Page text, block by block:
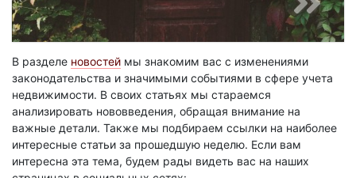
В разделе новостей мы знакомим вас с изменениями
законодательства и значимыми событиями в сфере учета
недвижимости. В своих статьях мы стараемся
анализировать нововведения, обращая внимание на
важные детали. Также мы подбираем ссылки на наиболее
интересные статьи за прошедшую неделю. Если вам
интересна эта тема, будем рады видеть вас на наших